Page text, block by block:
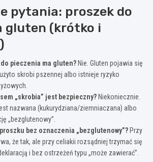
pytania: proszek do
gluten (krótko i
pieczenia ma gluten? Nie. Gluten pojawia się
skrobi pszennej albo istnieje ryzyko
„skrobia” jest bezpieczny? Niekoniecznie.
nazwana (kukurydziana/ziemniaczana) albo
„bezglutenowy”.
proszku bez oznaczenia „bezglutenowy”? Przy
że tak, ale przy celiakii rozsądniej trzymać się
i bez ostrzeżeń typu „może zawierać”.